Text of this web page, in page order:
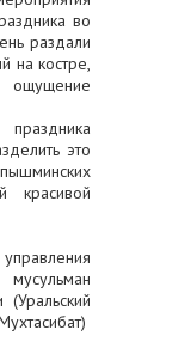
во
раздали
на костре,
это
красивой
мусульман
(Уральский